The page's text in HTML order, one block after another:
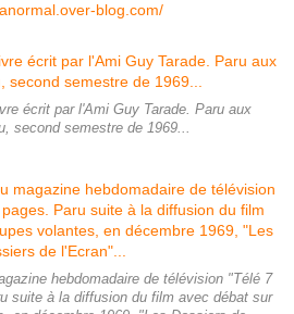
blog.com/
écrit par l'Ami Guy Tarade. Paru aux
second semestre de 1969...
hebdomadaire de télévision "Télé 7
suite à la diffusion du film avec débat sur